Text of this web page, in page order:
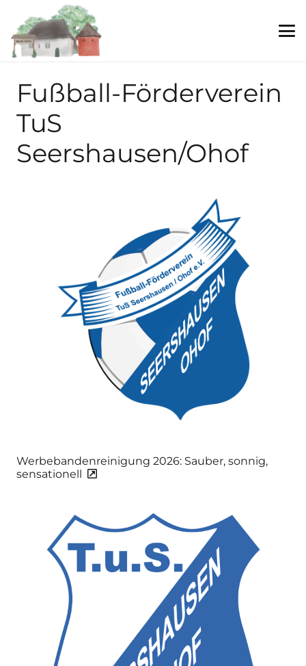
Fußball-Förderverein
TuS
Seershausen/Ohof
Werbebandenreinigung 2026: Sauber, sonnig,
sensationell